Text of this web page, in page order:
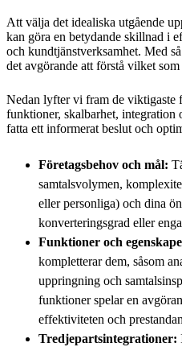
Att välja det idealiska utgående
kan göra en betydande skillnad i
och kundtjänstverksamhet. Med
det avgörande att förstå vilket
Nedan lyfter vi fram de viktigaste
funktioner, skalbarhet, integration
fatta ett informerat beslut och
Företagsbehov och mål:
samtalsvolymen,
eller personliga) och dina
konverteringsgrad eller
Funktioner och
kompletterar dem, såsom
uppringning och
funktioner spelar en
effektiviteten och
Tredjepartsintegrationer: